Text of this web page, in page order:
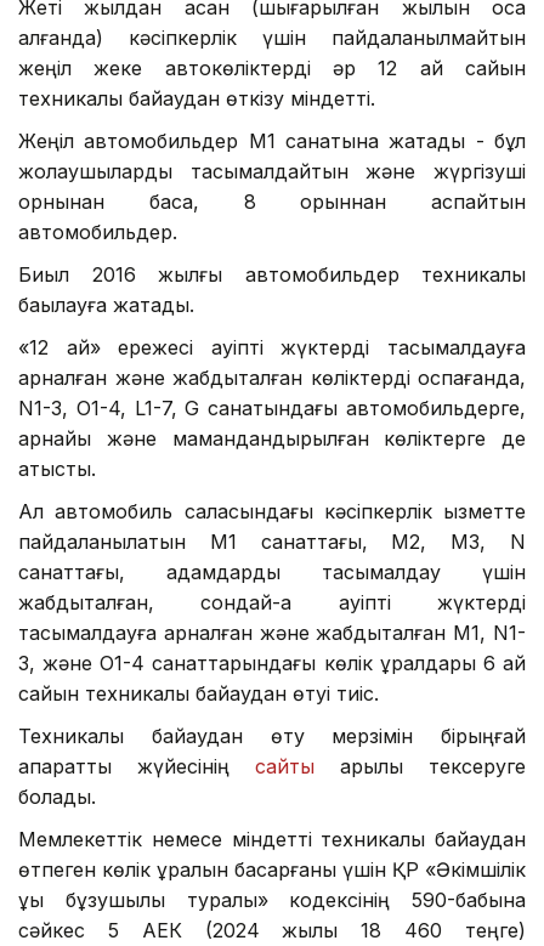
Жеті жылдан асқан (шығарылған жылын қоса
алғанда) кәсіпкерлік үшін пайдаланылмайтын
жеңіл жеке автокөліктерді әр 12 ай сайын
техникалық байқаудан өткізу міндетті.
Жеңіл автомобильдер М1 санатына жатады - бұл
жолаушыларды тасымалдайтын және жүргізуші
орнынан басқа, 8 орыннан аспайтын
автомобильдер.
Биыл 2016 жылғы автомобильдер техникалық
бақылауға жатады.
«12 ай» ережесі қауіпті жүктерді тасымалдауға
арналған және жабдықталған көліктерді қоспағанда,
N1-3, O1-4, L1-7, G санатындағы автомобильдерге,
арнайы және мамандандырылған көліктерге де
қатысты.
Ал автомобиль саласындағы кәсіпкерлік қызметте
пайдаланылатын M1 санаттағы, М2, М3, N
санаттағы, адамдарды тасымалдау үшін
жабдықталған, сондай-ақ қауіпті жүктерді
тасымалдауға арналған және жабдықталған M1, N1-
3, және O1-4 санаттарындағы көлік құралдары 6 ай
сайын техникалық байқаудан өтуі тиіс.
Техникалық байқаудан өту мерзімін бірыңғай
ақпараттық жүйесінің сайты арқылы тексеруге
болады.
Мемлекеттік немесе міндетті техникалық байқаудан
өтпеген көлік құралын басқарғаны үшін ҚР «Әкімшілік
құқық бұзушылық туралы» кодексінің 590-бабына
сәйкес 5 АЕК (2024 жылы 18 460 теңге)